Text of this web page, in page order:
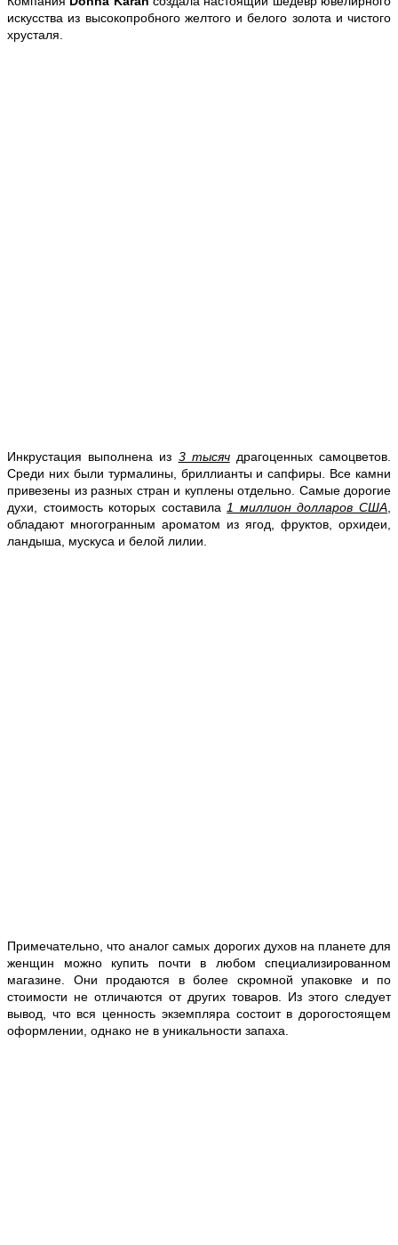
искусства из высокопробного желтого и белого золота и чистого
хрусталя.
Инкрустация выполнена из 3 тысячдрагоценных самоцветов.
Среди них были турмалины, бриллианты и сапфиры. Все камни
привезены из разных стран и куплены отдельно. Самые дорогие
духи, стоимость которых составила1 миллион долларов США,
обладают многогранным ароматом из ягод, фруктов, орхидеи,
ландыша, мускуса и белой лилии.
Примечательно, что аналог самых дорогих духов на планете для
женщин можно купить почти в любом специализированном
магазине. Они продаются в более скромной упаковке и по
стоимости не отличаются от других товаров. Из этого следует
вывод, что вся ценность экземпляра состоит в дорогостоящем
оформлении, однако не в уникальности запаха.